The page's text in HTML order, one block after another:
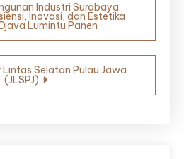
Industri Surabaya:
Inovasi, dan Estetika
Lumintu Panen
Selatan Pulau Jawa
(JLSPJ)